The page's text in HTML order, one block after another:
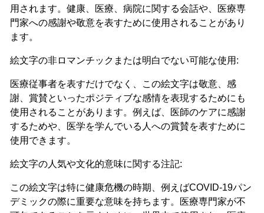
用されます。健康、医療、病院に関する会話や、医療専
門家への感謝や敬意を表すために使用されることがあり
ます。
絵文字の非ロマンチックまたは明白でない可能な使用:
医療従事者を表すだけでなく、この絵文字は敬意、感
謝、賞賛といったポジティブな感情を表現するためにも
使用されることがあります。例えば、医師のケアに感謝
するためや、医学を学んでいる人への賞賛を表すために
使用できます。
絵文字の人気や文化的意味に関する注記:
この絵文字は特に健康危機の時期、例えばCOVID-19パン
デミックの際に重要な意味を持ちます。医療専門家が不